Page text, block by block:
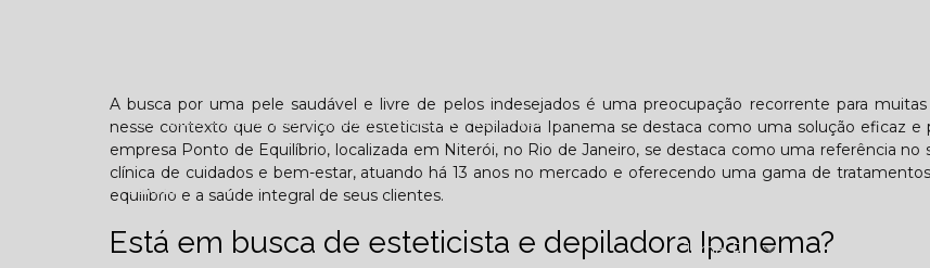
Você sabe o que é TOD (Transtorno opositivo desafiador)?
Galeria
Jornal PE
A busca por uma pele saudável e livre de pelos indesejados é uma preocupação recorrente para
nesse contexto que o serviço de esteticista e depiladora Ipanema se destaca como uma solução eficaz e
empresa Ponto de Equilíbrio, localizada em Niterói, no Rio de Janeiro, se destaca como uma referência
clínica de cuidados e bem-estar, atuando há 13 anos no mercado e oferecendo uma gama de
equilíbrio e a saúde integral de seus clientes.
Está em busca de esteticista e depiladora Ipanema?